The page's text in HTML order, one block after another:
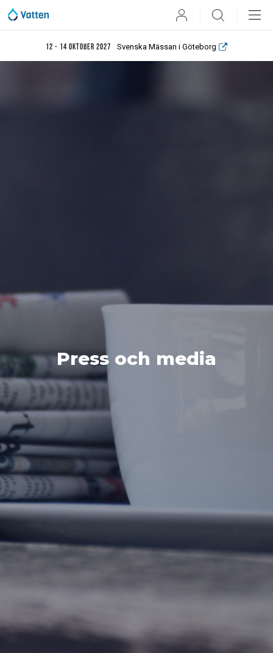
12 - 14 oktober 2027 Svenska Mässan i Göteborg
User Search
Press och media